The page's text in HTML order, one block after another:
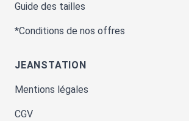
Guide des tailles
*Conditions de nos offres
JEANSTATION
Mentions légales
CGV